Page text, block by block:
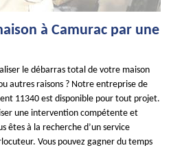
à Camurac par une
le débarras total de votre maison
autres raisons ? Notre entreprise de
11340 est disponible pour tout projet.
une intervention compétente et
êtes à la recherche d’un service
Vous pouvez gagner du temps